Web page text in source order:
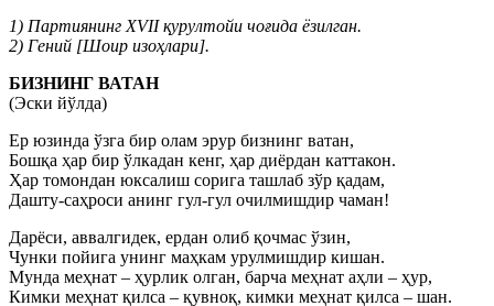
1) Партиянинг XVII қурултойи чоғида ёзилган.
2) Гений [Шоир изоҳлари].
БИЗНИНГ ВАТАН
(Эски йўлда)
Ер юзинда ўзга бир олам эрур бизнинг ватан,
Бошқа ҳар бир ўлкадан кенг, ҳар диёрдан каттакон.
Ҳар томондан юксалиш сорига ташлаб зўр қадам,
Дашту-саҳроси анинг гул-гул очилмишдир чаман!
Дарёси, аввалгидек, ердан олиб қочмас ўзин,
Чунки пойига унинг маҳкам урулмишдир кишан.
Мунда меҳнат – ҳурлик олган, барча меҳнат аҳли – ҳур,
Кимки меҳнат қилса – қувноқ, кимки меҳнат қилса – шан.